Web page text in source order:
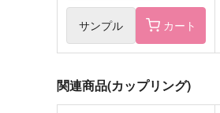
サンプル カート
関連商品(カップリング)